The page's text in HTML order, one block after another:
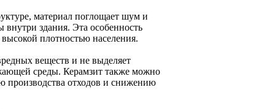
материал поглощает шум и
здания. Эта особенность
плотностью населения.
веществ и не выделяет
среды. Керамзит также можно
производства отходов и снижению